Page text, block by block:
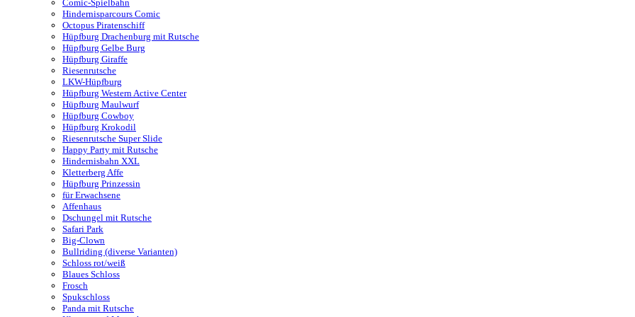
Comic-Spielbahn
Hindernisparcours Comic
Octopus Piratenschiff
Hüpfburg Drachenburg mit Rutsche
Hüpfburg Gelbe Burg
Hüpfburg Giraffe
Riesenrutsche
LKW-Hüpfburg
Hüpfburg Western Active Center
Hüpfburg Maulwurf
Hüpfburg Cowboy
Hüpfburg Krokodil
Riesenrutsche Super Slide
Happy Party mit Rutsche
Hindernisbahn XXL
Kletterberg Affe
Hüpfburg Prinzessin
für Erwachsene
Affenhaus
Dschungel mit Rutsche
Safari Park
Big-Clown
Bullriding (diverse Varianten)
Schloss rot/weiß
Blaues Schloss
Frosch
Spukschloss
Panda mit Rutsche